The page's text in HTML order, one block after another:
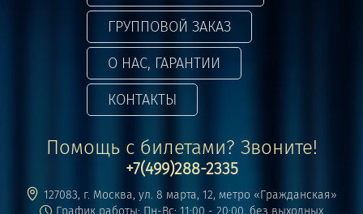
ГРУППОВОЙ ЗАКАЗ
О НАС, ГАРАНТИИ
КОНТАКТЫ
Помощь с билетами? Звоните!
+7(499)288-2335
127083, г. Москва, ул. 8 марта, 12, метро «Гражданская»
График работы: Пн-Вс: 11:00 - 20:00, без выходных